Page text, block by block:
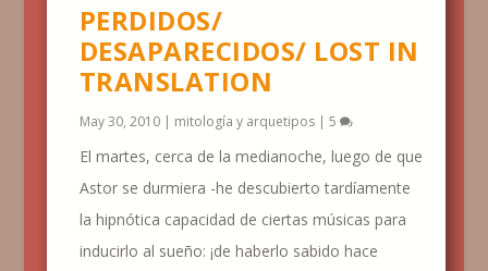
PERDIDOS/
DESAPARECIDOS/ LOST IN
TRANSLATION
May 30, 2010| mitología y arquetipos| 5
El martes, cerca de la medianoche, luego de que
Astor se durmiera -he descubierto tardíamente
la hipnótica capacidad de ciertas músicas para
inducirlo al sueño: ¡de haberlo sabido hace